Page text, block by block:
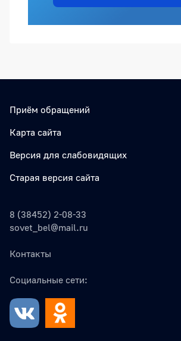
Приём обращений
Карта сайта
Версия для слабовидящих
Старая версия сайта
8 (38452) 2-08-33
sovet_bel@mail.ru
Контакты
Социальные сети: